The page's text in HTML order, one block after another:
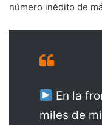
número inédito de
En la
miles de